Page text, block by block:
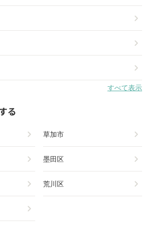
chevron_right
chevron_right
chevron_right
すべて表示
る
chevron_right 草加市 chevron_right
chevron_right 墨田区 chevron_right
chevron_right 荒川区 chevron_right
chevron_right